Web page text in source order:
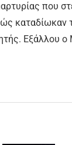
που
καταδίωκαν
Εξάλλου